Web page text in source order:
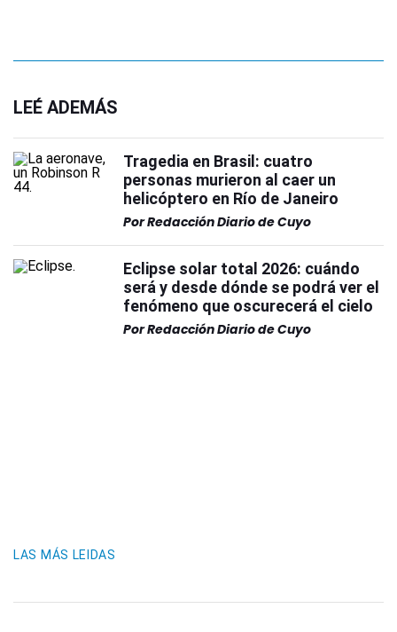
LEÉ ADEMÁS
Tragedia en Brasil: cuatro
personas murieron al caer un
helicóptero en Río de Janeiro
PorRedacción Diario de Cuyo
Eclipse solar total 2026: cuándo
será y desde dónde se podrá ver el
fenómeno que oscurecerá el cielo
PorRedacción Diario de Cuyo
LAS MÁS LEIDAS